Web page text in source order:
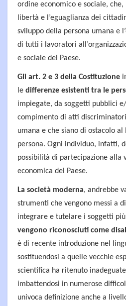
ordine economico e sociale,
libertà e l’eguaglianza dei
sviluppo della persona umana e
di tutti i lavoratori
e sociale del Paese.
Gli art. 2 e 3 della Costituzione
le differenze esistenti tra le
impiegate, da soggetti pubblici
compimento di atti
umana e che siano di ostacolo
persona. Ogni individuo, infatti,
possibilità di partecipazione alla
economica del Paese.
La società moderna, andrebbe
strumenti che vengono messi a
integrare e tutelare i soggetti
vengono riconosciuti come
è di recente introduzione nel
sostituendosi a quelle vecchie
scientifica ha ritenuto
imbattendosi in numerose
univoca definizione anche a